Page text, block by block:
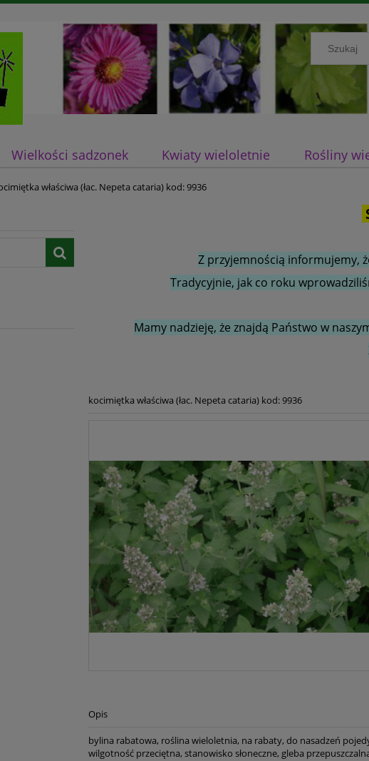
Wielkości sadzonek Kwiaty wieloletnie Rośliny
właściwa (łac. Nepeta cataria) kod: 9936
Z przyjemnością informujemy,
Tradycyjnie, jak co roku
Mamy nadzieję, że znajdą Państwo w
kocimiętka właściwa (łac. Nepeta cataria) kod: 9936
Opis
bylina rabatowa, roślina wieloletnia, na rabaty, do nasadzeń
wilgotność przeciętna, stanowisko słoneczne, gleba